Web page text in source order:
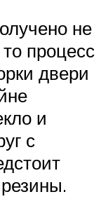
не
процесс
двери
и
с